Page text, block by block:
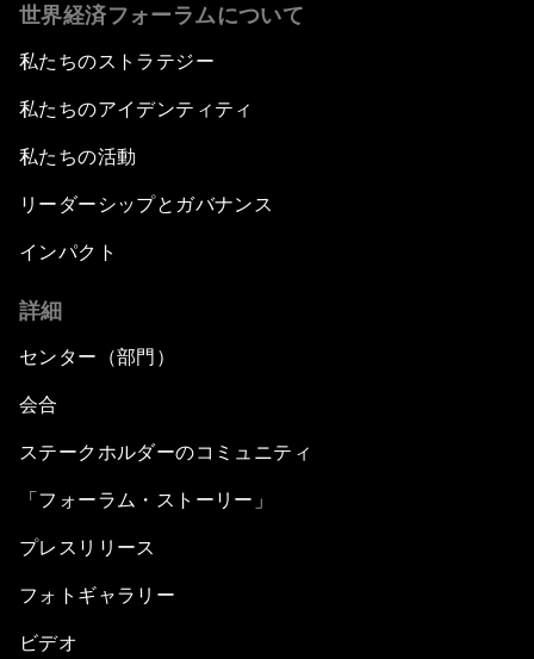
世界経済フォーラムについて
私たちのストラテジー
私たちのアイデンティティ
私たちの活動
リーダーシップとガバナンス
インパクト
詳細
センター（部門）
会合
ステークホルダーのコミュニティ
「フォーラム・ストーリー」
プレスリリース
フォトギャラリー
ビデオ